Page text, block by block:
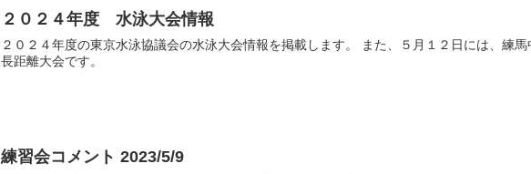
２０２４年度 水泳大会情報
２０２４年度の東京水泳協議会の水泳大会情報を掲載します。 また、５月１２日には、練馬中
長距離大会です。
練習会コメント 2023/5/9